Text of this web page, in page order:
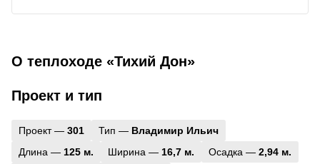
О теплоходе «Тихий Дон»
Проект и тип
Проект — 301 Тип — Владимир Ильич
Длина — 125 м. Ширина — 16,7 м. Осадка — 2,94 м.